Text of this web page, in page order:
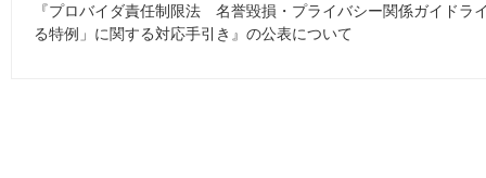
『プロバイダ責任制限法 名誉毀損・プライバシー関係ガイドラ
る特例」に関する対応手引き』の公表について